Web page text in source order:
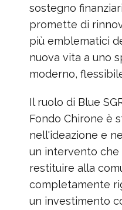
sostegno
promette di
più emblematici
nuova vita a uno
moderno,
Il ruolo di Blue
Fondo Chirone è
nell'ideazione e
un intervento che
restituire alla
completamente
un investimento